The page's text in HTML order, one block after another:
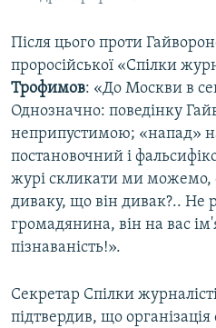
Після цього проти
проросійської «Спілки
Трофимов: «До Москви в
Однозначно: поведінку
неприпустимою; «напад»
постановочний і
журі скликати ми можемо,
диваку, що він дивак?.. Не
громадянина, він на вас
пізнаваність!».
Секретар Спілки
підтвердив, що